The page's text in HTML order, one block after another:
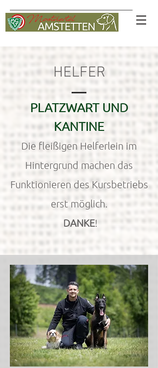
HELFER
PLATZWART UND
KANTINE
Die fleißigen Helferlein im
Hintergrund machen das
Funktionieren des Kursbetriebs
erst möglich.
DANKE!